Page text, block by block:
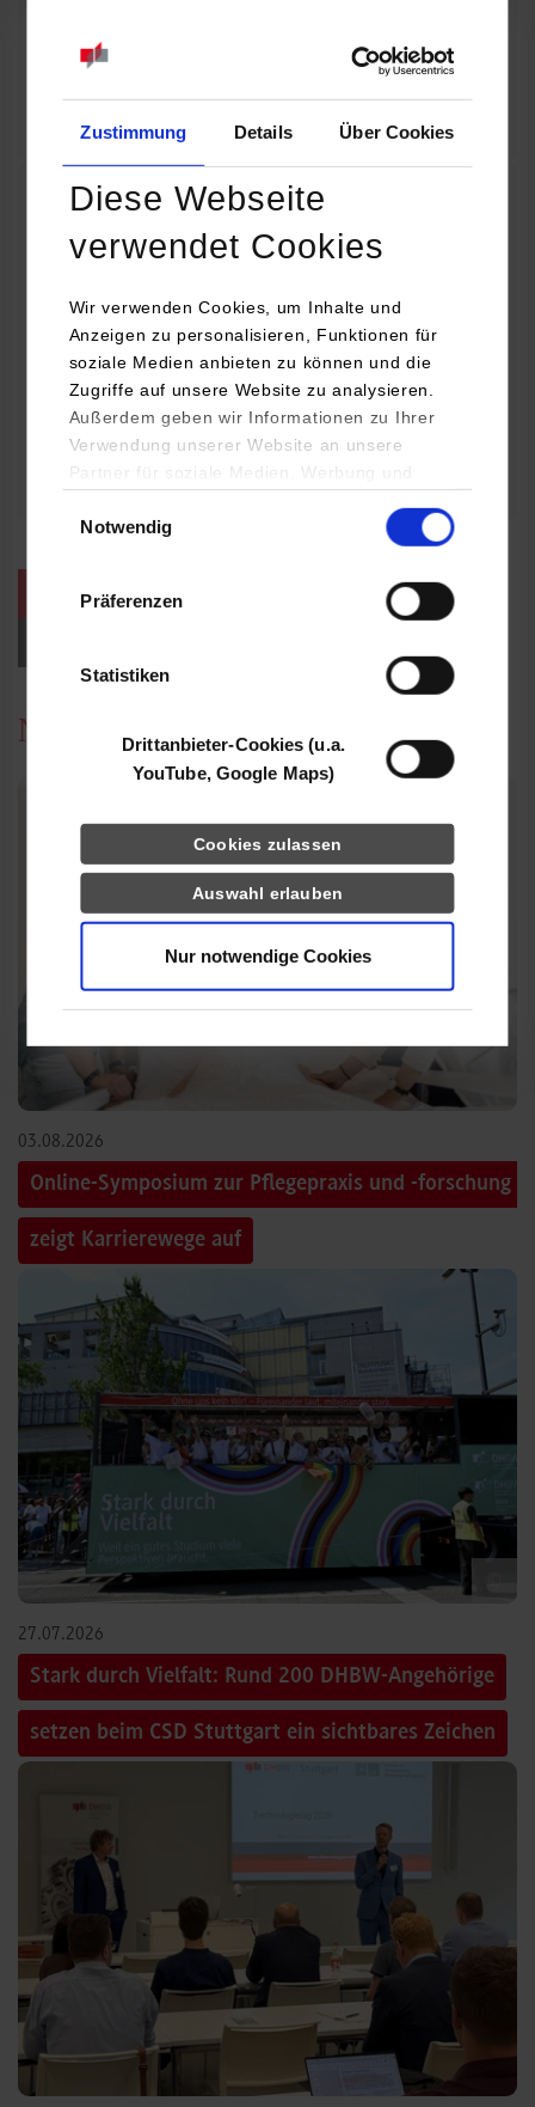
Zustimmung Details Über Cookies
Diese Webseite
verwendet Cookies
Wir verwenden Cookies, um Inhalte und
Anzeigen zu personalisieren, Funktionen für
soziale Medien anbieten zu können und die
Zugriffe auf unsere Website zu analysieren.
Außerdem geben wir Informationen zu Ihrer
Verwendung unserer Website an unsere
Partner für soziale Medien, Werbung und
YouTube, Google Maps) führen diese
Daten zusammen, die Sie ihnen bereitgestellt
haben oder die sie im Rahmen Ihrer Nutzung
Notwendig
Präferenzen
Statistiken
Drittanbieter-Cookies (u.a.
YouTube, Google Maps)
Cookies zulassen
Auswahl erlauben
Nur notwendige Cookies
Online INDIS-Infoveranstaltung für Studierende
Zum Event
Technologietag: Clean Urban Transportation –
nachhaltige Mobilität im (sub)urbanen Umfeld
16.09.2026 - 17.09.2026
Im Mittelpunkt stehen elektrische Antriebe, moderne
Batterietechnologien und innovative Fahrzeugkonzepte für
nachhaltige Mobilität in Stadt und…
weitere Veranstaltungen / Termine
News
03.08.2026
Online-Symposium zur Pflegepraxis und -forschung
zeigt Karrierewege auf
27.07.2026
Stark durch Vielfalt: Rund 200 DHBW-Angehörige
setzen beim CSD Stuttgart ein sichtbares Zeichen